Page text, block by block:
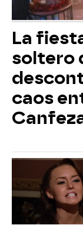
La
soltero
caos